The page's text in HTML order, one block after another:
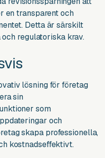
en transparent och
Detta är särskilt
regulatoriska krav.
lösning för företag
sin
som
och
skapa professionella,
kostnadseffektivt.